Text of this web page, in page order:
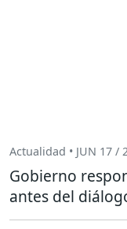
Actualidad • JUN 17 /
Gobierno
antes del